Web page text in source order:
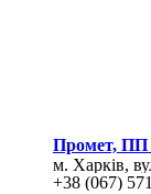
Промет, ПП -
м. Харків,
+38 (067)